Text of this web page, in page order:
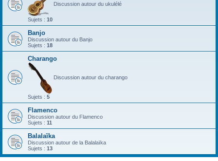
Discussion autour du ukulélé
Sujets : 10
Banjo
Discussion autour du Banjo
Sujets : 18
Charango
Discussion autour du charango
Sujets : 5
Flamenco
Discussion autour du Flamenco
Sujets : 11
Balalaïka
Discussion autour de la Balalaïka
Sujets : 13